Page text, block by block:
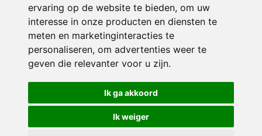
ervaring op de website te bieden, om uw
interesse in onze producten en diensten te
meten en marketinginteracties te
personaliseren, om advertenties weer te
geven die relevanter voor u zijn.
Ik ga akkoord
Ik weiger
© 2026 Sint Bernardus | Alle rechten voorbehouden
Privacy policy|Disclaimer| Klachtenregeling|RSIN en Anbi
voorkeuren
Crealisatie The MindOffice